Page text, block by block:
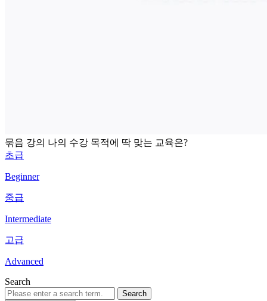
묶음 강의 나의 수강 목적에 딱 맞는 교육은?
초급
Beginner
중급
Intermediate
고급
Advanced
Search
Search